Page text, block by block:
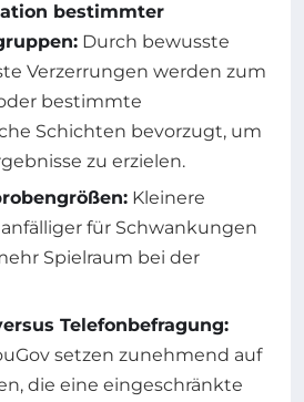
bestimmter
Durch bewusste
Verzerrungen werden zum
bestimmte
Schichten bevorzugt, um
zu erzielen.
Kleinere
für Schwankungen
Spielraum bei der
Telefonbefragung:
setzen zunehmend auf
die eine eingeschränkte